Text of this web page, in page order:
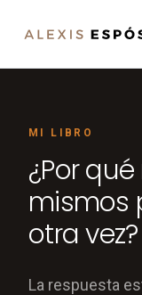
MI LIBRO
¿Por
mismos
otra vez?
La respuesta